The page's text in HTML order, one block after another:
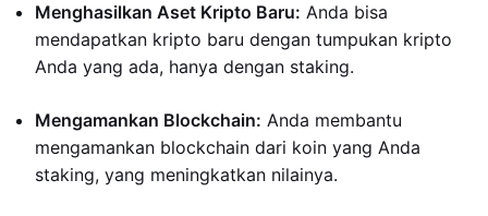
Menghasilkan Aset Kripto Baru: Anda bisa
mendapatkan kripto baru dengan tumpukan kripto
Anda yang ada, hanya dengan staking.
Mengamankan Blockchain: Anda membantu
mengamankan blockchain dari koin yang Anda
staking, yang meningkatkan nilainya.